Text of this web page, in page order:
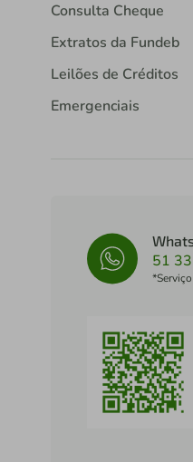
Consulta Cheque
Extratos da Fundeb
Leilões de Créditos
Emergenciais
51